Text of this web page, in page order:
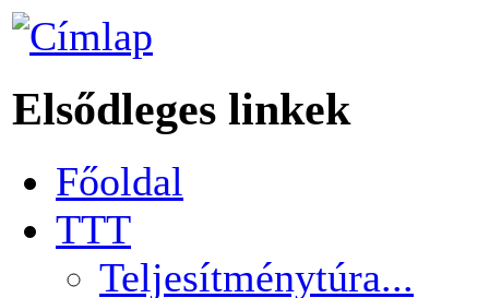
Elsődleges linkek
Főoldal
TTT
Teljesítménytúra...